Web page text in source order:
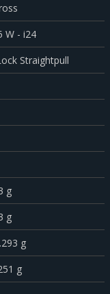
W - i24
Straightpull
g
g
g
g